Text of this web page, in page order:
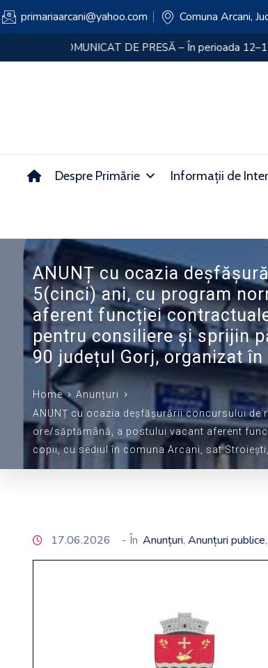
primariaarcani@yahoo.com Comuna Arcani,
ANUNȚ privind rezultatele finale
Despre Primărie Informații de
ANUNȚ cu ocazia
5(cinci) ani, cu program
aferent funcției
pentru consiliere și sprijin
90 județul Gorj, organizat
Home
Anunțuri
ANUNȚ cu ocazia deșfășurării concursului
ore/săptămână, a postului vacant aferent
copii, cu sediul în comuna Arcani, sat
17.06.2026 - În Anunțuri‚ Anunțuri publice‚